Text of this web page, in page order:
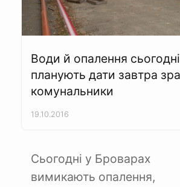
Води й опалення
планують дати завтра
комунальники
19.10.2016
Сьогодні у Броварах
вимикають опалення,